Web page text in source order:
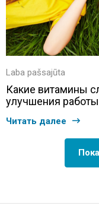
Laba pašsajūta
Какие витамины
улучшения
Читать далее